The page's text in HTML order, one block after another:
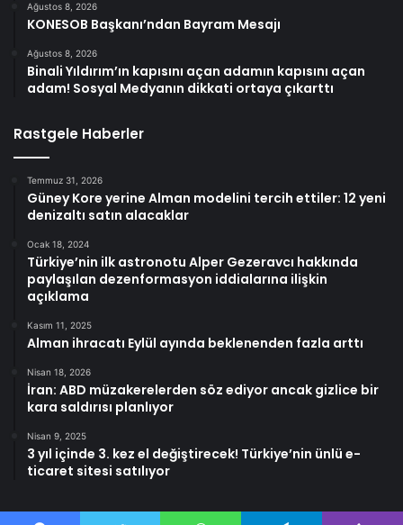
Ağustos 8, 2026
KONESOB Başkanı’ndan Bayram Mesajı
Ağustos 8, 2026
Binali Yıldırım’ın kapısını açan adamın kapısını açan
adam! Sosyal Medyanın dikkati ortaya çıkarttı
Rastgele Haberler
Temmuz 31, 2026
Güney Kore yerine Alman modelini tercih ettiler: 12 yeni
denizaltı satın alacaklar
Ocak 18, 2024
Türkiye’nin ilk astronotu Alper Gezeravcı hakkında
paylaşılan dezenformasyon iddialarına ilişkin
açıklama
Kasım 11, 2025
Alman ihracatı Eylül ayında beklenenden fazla arttı
Nisan 18, 2026
İran: ABD müzakerelerden söz ediyor ancak gizlice bir
kara saldırısı planlıyor
Nisan 9, 2025
3 yıl içinde 3. kez el değiştirecek! Türkiye’nin ünlü e-
ticaret sitesi satılıyor